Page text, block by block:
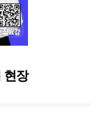
라”
현장